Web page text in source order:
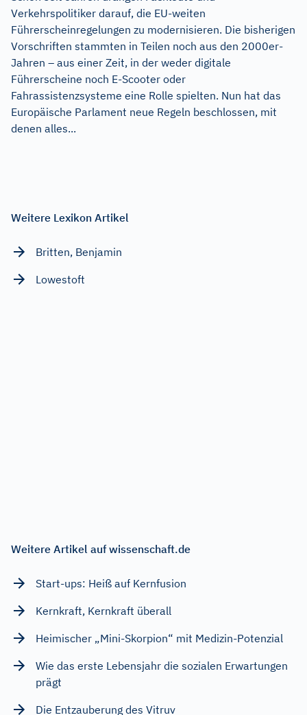
Verkehrspolitiker darauf, die EU-weiten
Führerscheinregelungen zu modernisieren. Die bisherigen
Vorschriften stammten in Teilen noch aus den 2000er-
Jahren – aus einer Zeit, in der weder digitale
Führerscheine noch E-Scooter oder
Fahrassistenzsysteme eine Rolle spielten. Nun hat das
Europäische Parlament neue Regeln beschlossen, mit
denen alles...
Weitere Lexikon Artikel
Britten, Benjamin
Lowestoft
Weitere Artikel auf wissenschaft.de
Start-ups: Heiß auf Kernfusion
Kernkraft, Kernkraft überall
Heimischer „Mini-Skorpion“ mit Medizin-Potenzial
Wie das erste Lebensjahr die sozialen Erwartungen
prägt
Die Entzauberung des Vitruv